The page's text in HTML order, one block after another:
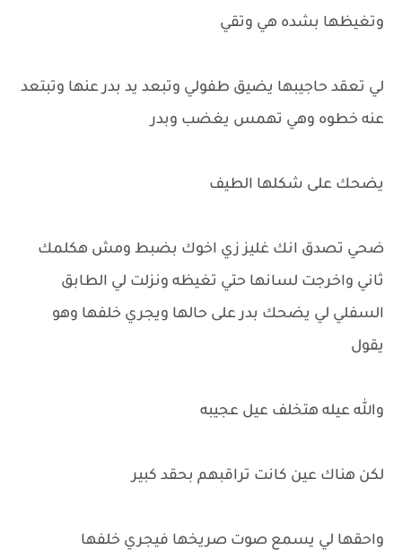
وتغيظها بشده هي وتقي
لي تعقد حاجيبها يضيق طفولي وتبعد يد بدر عنها وتبتعد
عنه خطوه وهي تهمس يغضب وبدر
يضحك على شكلها الطيف
ضحي تصدق انك غليز زي اخوك بضبط ومش هكلمك
ثاني واخرجت لسانها حتي تغيظه ونزلت لي الطابق
السفلي لي يضحك بدر على حالها ويجري خلفها وهو
يقول
والله عيله هتخلف عيل عجيبه
لكن هناك عين كانت تراقبهم بحقد كبير
واحقها لي يسمع صوت صريخها فيجري خلفها